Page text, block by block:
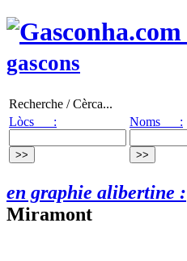
gascons
Recherche / Cèrca...
Lòcs :
Noms :
en graphie alibertine :
Miramont